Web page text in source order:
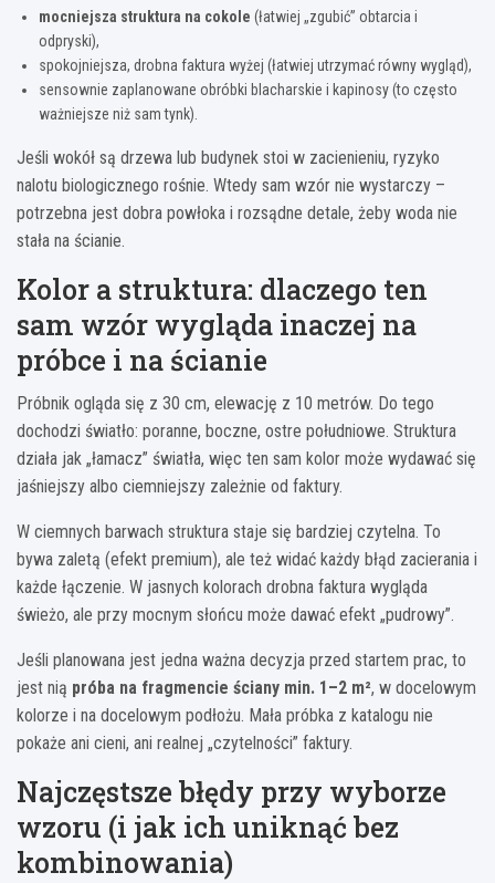
mocniejsza struktura na cokole (łatwiej „zgubić” obtarcia i
odpryski),
spokojniejsza, drobna faktura wyżej (łatwiej utrzymać równy wygląd),
sensownie zaplanowane obróbki blacharskie i kapinosy (to często
ważniejsze niż sam tynk).
Jeśli wokół są drzewa lub budynek stoi w zacienieniu, ryzyko
nalotu biologicznego rośnie. Wtedy sam wzór nie wystarczy –
potrzebna jest dobra powłoka i rozsądne detale, żeby woda nie
stała na ścianie.
Kolor a struktura: dlaczego ten
sam wzór wygląda inaczej na
próbce i na ścianie
Próbnik ogląda się z 30 cm, elewację z 10 metrów. Do tego
dochodzi światło: poranne, boczne, ostre południowe. Struktura
działa jak „łamacz” światła, więc ten sam kolor może wydawać się
jaśniejszy albo ciemniejszy zależnie od faktury.
W ciemnych barwach struktura staje się bardziej czytelna. To
bywa zaletą (efekt premium), ale też widać każdy błąd zacierania i
każde łączenie. W jasnych kolorach drobna faktura wygląda
świeżo, ale przy mocnym słońcu może dawać efekt „pudrowy”.
Jeśli planowana jest jedna ważna decyzja przed startem prac, to
jest nią próba na fragmencie ściany min. 1–2 m², w docelowym
kolorze i na docelowym podłożu. Mała próbka z katalogu nie
pokaże ani cieni, ani realnej „czytelności” faktury.
Najczęstsze błędy przy wyborze
wzoru (i jak ich uniknąć bez
kombinowania)